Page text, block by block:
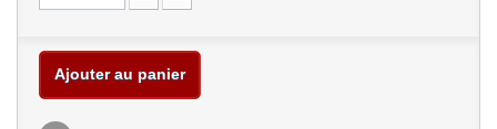
Ajouter au panier